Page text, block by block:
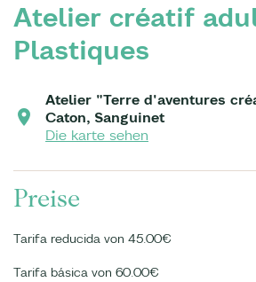
Atelier créatif
Plastiques
Atelier "Terre d'aventures
Caton, Sanguinet
Die karte sehen
Preise
Tarifa reducida von 45.00€
Tarifa básica von 60.00€